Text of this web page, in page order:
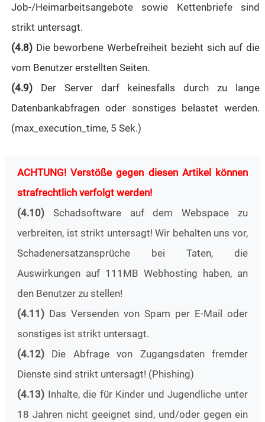
Job-/Heimarbeitsangebote sowie Kettenbriefe sind
strikt untersagt.
(4.8) Die beworbene Werbefreiheit bezieht sich auf die
vom Benutzer erstellten Seiten.
(4.9) Der Server darf keinesfalls durch zu lange
Datenbankabfragen oder sonstiges belastet werden.
(max_execution_time, 5 Sek.)
ACHTUNG! Verstöße gegen diesen Artikel können
strafrechtlich verfolgt werden!
(4.10) Schadsoftware auf dem Webspace zu
verbreiten, ist strikt untersagt! Wir behalten uns vor,
Schadenersatzansprüche bei Taten, die
Auswirkungen auf 111MB Webhosting haben, an
den Benutzer zu stellen!
(4.11) Das Versenden von Spam per E-Mail oder
sonstiges ist strikt untersagt.
(4.12) Die Abfrage von Zugangsdaten fremder
Dienste sind strikt untersagt! (Phishing)
(4.13) Inhalte, die für Kinder und Jugendliche unter
18 Jahren nicht geeignet sind, und/oder gegen ein